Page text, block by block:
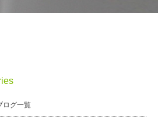
ログ一覧